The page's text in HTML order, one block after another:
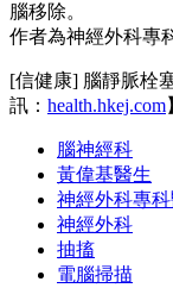
腦移除。
作者為神經外科專
[信健康] 腦靜脈栓
訊： health.hkej.com
腦神經科
黃偉基醫生
神經外科專
神經外科
抽搐
電腦掃描